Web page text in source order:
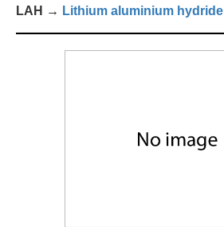
LAH → Lithium aluminium hydride